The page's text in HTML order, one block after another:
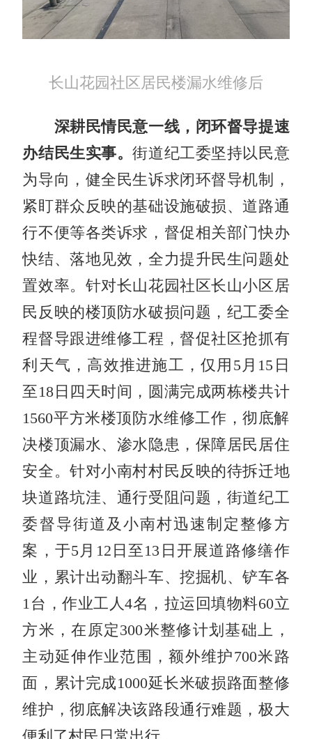
长山花园社区居民楼漏水维修后
深耕民情民意一线，闭环督导提速
办结民生实事。街道纪工委坚持以民意
为导向，健全民生诉求闭环督导机制，
紧盯群众反映的基础设施破损、道路通
行不便等各类诉求，督促相关部门快办
快结、落地见效，全力提升民生问题处
置效率。针对长山花园社区长山小区居
民反映的楼顶防水破损问题，纪工委全
程督导跟进维修工程，督促社区抢抓有
利天气，高效推进施工，仅用5月15日
至18日四天时间，圆满完成两栋楼共计
1560平方米楼顶防水维修工作，彻底解
决楼顶漏水、渗水隐患，保障居民居住
安全。针对小南村村民反映的待拆迁地
块道路坑洼、通行受阻问题，街道纪工
委督导街道及小南村迅速制定整修方
案，于5月12日至13日开展道路修缮作
业，累计出动翻斗车、挖掘机、铲车各
1台，作业工人4名，拉运回填物料60立
方米，在原定300米整修计划基础上，
主动延伸作业范围，额外维护700米路
面，累计完成1000延长米破损路面整修
维护，彻底解决该路段通行难题，极大